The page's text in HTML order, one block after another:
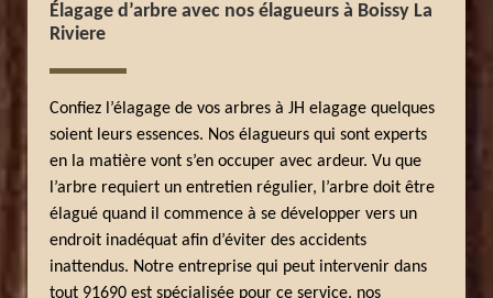
Élagage d’arbre avec nos élagueurs à Boissy La
Riviere
Confiez l’élagage de vos arbres à JH elagage quelques
soient leurs essences. Nos élagueurs qui sont experts
en la matière vont s’en occuper avec ardeur. Vu que
l’arbre requiert un entretien régulier, l’arbre doit être
élagué quand il commence à se développer vers un
endroit inadéquat afin d’éviter des accidents
inattendus. Notre entreprise qui peut intervenir dans
tout 91690 est spécialisée pour ce service, nos